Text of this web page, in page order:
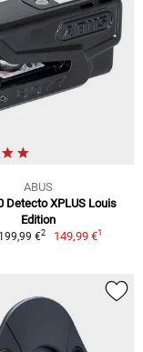
ABUS
Detecto XPLUS Louis
Edition
€2 149,99 €1